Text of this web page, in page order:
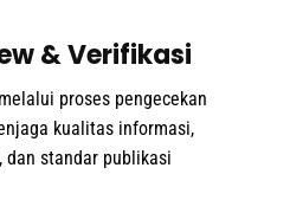
& Verifikasi
proses pengecekan
kualitas informasi,
dan standar publikasi